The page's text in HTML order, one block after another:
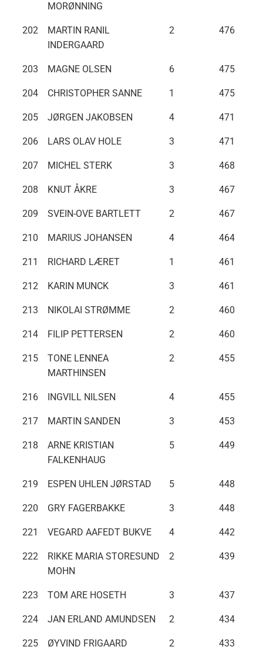
MORØNNING
202
MARTIN RANIL
INDERGAARD
2 476
203 MAGNE OLSEN 6 475
204 CHRISTOPHER SANNE 1 475
205 JØRGEN JAKOBSEN 4 471
206 LARS OLAV HOLE 3 471
207 MICHEL STERK 3 468
208 KNUT ÅKRE 3 467
209 SVEIN-OVE BARTLETT 2 467
210 MARIUS JOHANSEN 4 464
211 RICHARD LÆRET 1 461
212 KARIN MUNCK 3 461
213 NIKOLAI STRØMME 2 460
214 FILIP PETTERSEN 2 460
215
TONE LENNEA
MARTHINSEN
2 455
216 INGVILL NILSEN 4 455
217 MARTIN SANDEN 3 453
218
ARNE KRISTIAN
FALKENHAUG
5 449
219 ESPEN UHLEN JØRSTAD 5 448
220 GRY FAGERBAKKE 3 448
221 VEGARD AAFEDT BUKVE 4 442
222
RIKKE MARIA STORESUND
MOHN
2 439
223 TOM ARE HOSETH 3 437
224 JAN ERLAND AMUNDSEN 2 434
225 ØYVIND FRIGAARD 2 433